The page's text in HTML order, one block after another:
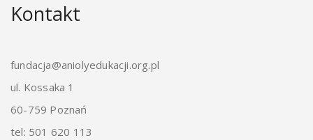
Kontakt
fundacja@aniolyedukacji.org.pl
ul. Kossaka 1
60-759 Poznań
tel: 501 620 113